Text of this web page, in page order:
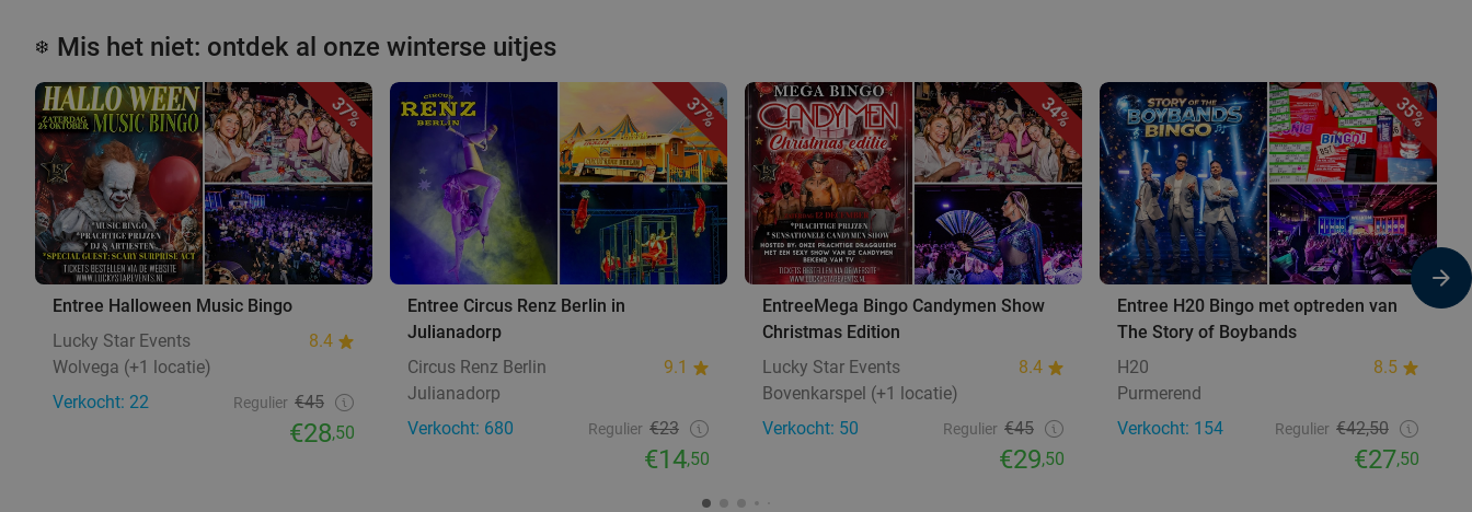
❄️ Mis het niet: ontdek al onze winterse uitjes
37%
Entree Halloween Music Bingo
Lucky Star Events
8.4
Wolvega (+1 locatie)
Verkocht: 22
Regulier €45
€28,50
37%
Entree Circus Renz Berlin in
Julianadorp
Circus Renz Berlin
9.1
Julianadorp
Verkocht: 680
Regulier €23
€14,50
34%
EntreeMega Bingo Candymen Show
Christmas Edition
Lucky Star Events
8.4
Bovenkarspel (+1 locatie)
Verkocht: 50
Regulier €45
€29,50
35%
Entree H20 Bingo met optreden van
The Story of Boybands
H20
8.5
Purmerend
Verkocht: 154
Regulier €42,50
€27,50